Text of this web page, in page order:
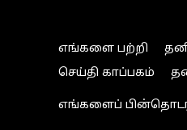
எங்களை பற்றி
செய்தி காப்பகம்
எங்களைப்